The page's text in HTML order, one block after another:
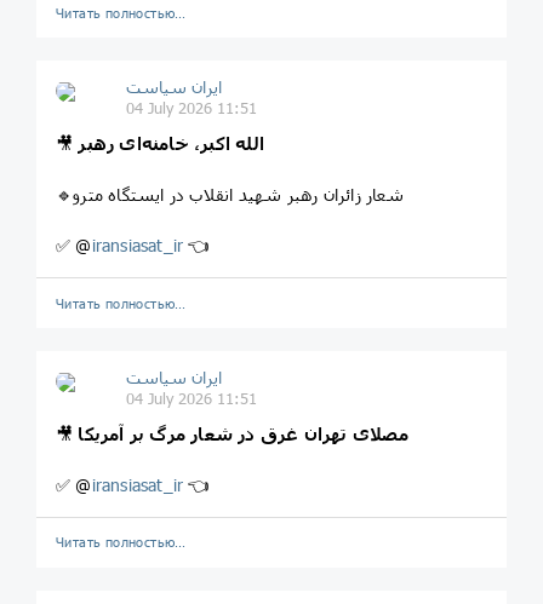
Читать полностью…
ایران سیاست
04 July 2026 11:51
🎥 الله اکبر، خامنه‌ای رهبر
🔹شعار زائران رهبر شهید انقلاب در ایستگاه مترو
✅ @iransiasat_ir 👈
Читать полностью…
ایران سیاست
04 July 2026 11:51
🎥 مصلای تهران غرق در شعار مرگ بر آمریکا
✅ @iransiasat_ir 👈
Читать полностью…